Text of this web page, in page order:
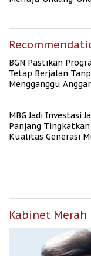
BGN Pastikan
Tetap Berjalan
Mengganggu
MBG Jadi Investasi
Panjang Tingkatkan
Kualitas Generasi
Kabinet Merah